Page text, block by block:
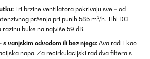
Tri brzine ventilatora pokrivaju sve – od
prženja pri punih 585 m³/h. Tihi DC
buke na najviše 59 dB.
s vanjskim odvodom ili bez njega: Ava radi i kao
napa. Za recirkulacijski rad dva filtera s